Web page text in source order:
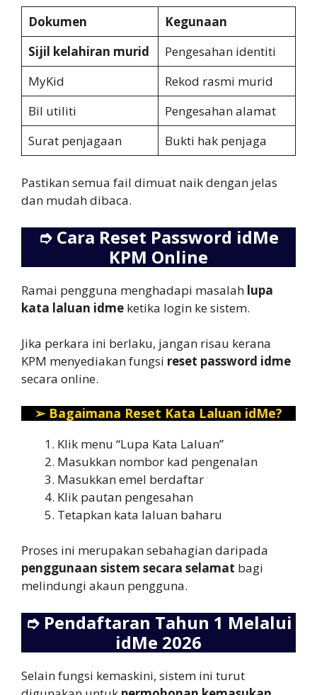
Dokumen
Kegunaan
Sijil kelahiran murid
Pengesahan identiti
MyKid
Rekod rasmi murid
Bil utiliti
Pengesahan alamat
Surat penjagaan
Bukti hak penjaga
Pastikan semua fail dimuat naik dengan jelas
dan mudah dibaca.
➮ Cara Reset Password idMe
KPM Online
Ramai pengguna menghadapi masalah lupa
kata laluan idme ketika login ke sistem.
Jika perkara ini berlaku, jangan risau kerana
KPM menyediakan fungsi reset password idme
secara online.
➢ Bagaimana Reset Kata Laluan idMe?
Klik menu “Lupa Kata Laluan”
Masukkan nombor kad pengenalan
Masukkan emel berdaftar
Klik pautan pengesahan
Tetapkan kata laluan baharu
Proses ini merupakan sebahagian daripada
penggunaan sistem secara selamat bagi
melindungi akaun pengguna.
➮ Pendaftaran Tahun 1 Melalui
idMe 2026
Selain fungsi kemaskini, sistem ini turut